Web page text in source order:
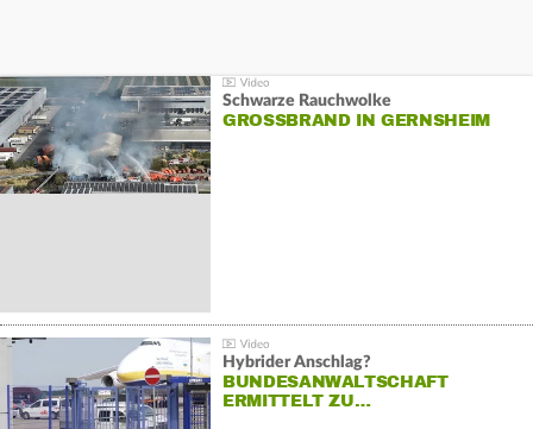
Schwarze Rauchwolke
GROSSBRAND IN GERNSHEIM
Hybrider Anschlag?
BUNDESANWALTSCHAFT
ERMITTELT ZU…